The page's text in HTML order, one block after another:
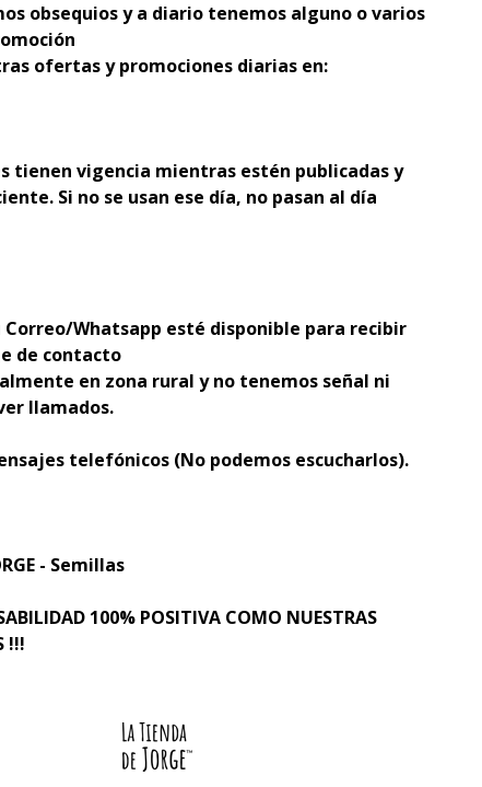
obsequios y a diario tenemos alguno o varios
ofertas y promociones diarias en:
tienen vigencia mientras estén publicadas y
Si no se usan ese día, no pasan al día
Correo/Whatsapp esté disponible para recibir
de contacto
en zona rural y no tenemos señal ni
llamados.
telefónicos (No podemos escucharlos).
- Semillas
100% POSITIVA COMO NUESTRAS
!!!